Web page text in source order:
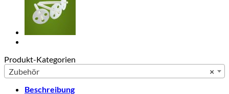
Produkt-Kategorien
×
Zubehör
Beschreibung